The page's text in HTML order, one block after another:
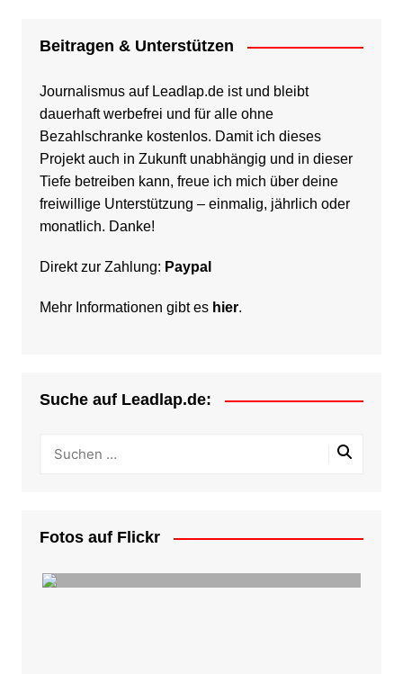
Beitragen & Unterstützen
Journalismus auf Leadlap.de ist und bleibt
dauerhaft werbefrei und für alle ohne
Bezahlschranke kostenlos. Damit ich dieses
Projekt auch in Zukunft unabhängig und in dieser
Tiefe betreiben kann, freue ich mich über deine
freiwillige Unterstützung – einmalig, jährlich oder
monatlich. Danke!
Direkt zur Zahlung: Paypal
Mehr Informationen gibt es hier.
Suche auf Leadlap.de:
Fotos auf Flickr